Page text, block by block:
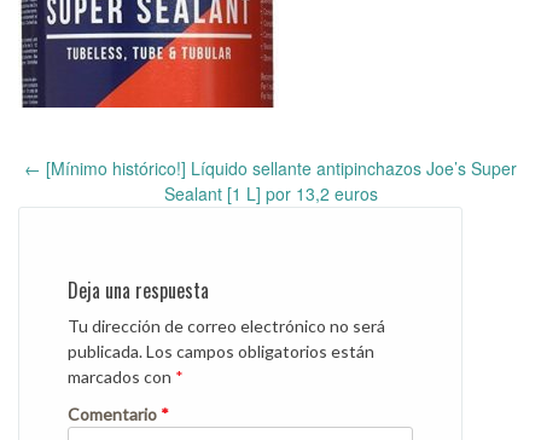
navigation
← [Mínimo histórico!] Líquido sellante antipinchazos Joe’s Super
Sealant [1 L] por 13,2 euros
Deja una respuesta
Tu dirección de correo electrónico no será
publicada.Los campos obligatorios están
marcados con *
Comentario *